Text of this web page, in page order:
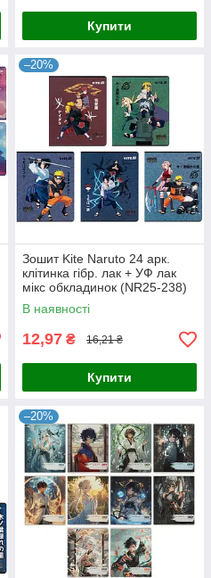
Купити
–20%
Зошит Kite Naruto 24 арк.
клітинка гібр. лак + УФ лак
мікс обкладинок (NR25-238)
В наявності
12,97 ₴ 16,21 ₴
Купити
–20%